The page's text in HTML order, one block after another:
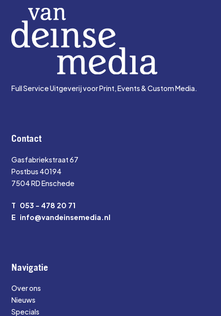
Full Service Uitgeverij voor Print, Events & Custom Media.
Contact
Gasfabriekstraat 67
Postbus 40194
7504 RD Enschede
T 053 - 478 20 71
E info@vandeinsemedia.nl
Navigatie
Over ons
Nieuws
Specials